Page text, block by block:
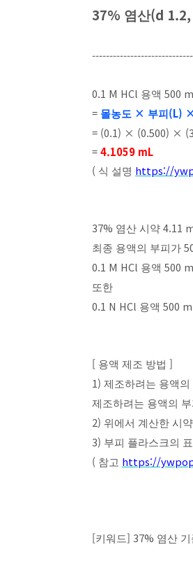
37% 염산(d
0.1 M HCl 용액 500
= 몰농도 × 부피 (L) ×
= (0.1) × (0.500) ×
=4.1059 mL
( 식 설명 https://
37% 염산 시약 4.11
최종 용액의 부피가
0.1 M HCl 용액 500
또한
0.1 N HCl 용액 500
[ 용액 제조 방법 ]
1) 제조하려는 용액
제조하려는 용액의
2) 위에서 계산한 시
3) 부피 플라스크의
( 참고 https://
[키워드] 37% 염산 기